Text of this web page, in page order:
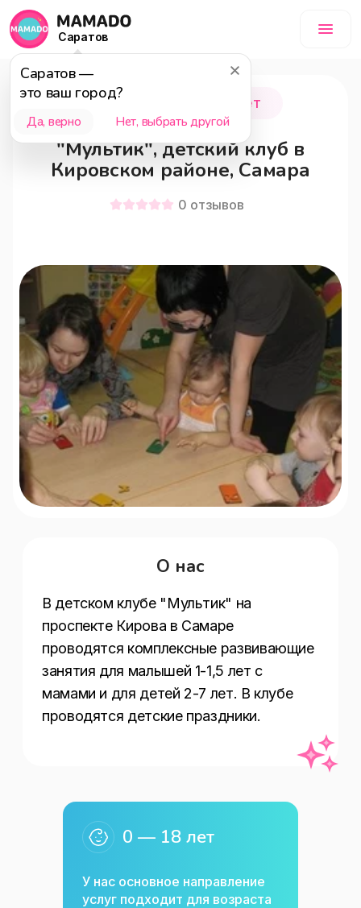
Саратов
Саратов—
это ваш город?
Да, верно Нет, выбрать другой
Самара 0 - 18 лет
"Мультик", детский клуб в
Кировском районе, Самара
0 отзывов
О нас
В детском клубе "Мультик" на
проспекте Кирова в Самаре
проводятся комплексные развивающие
занятия для малышей 1-1,5 лет с
мамами и для детей 2-7 лет. В клубе
проводятся детские праздники.
0 — 18 лет
У нас основное направление
услуг подходит для возраста